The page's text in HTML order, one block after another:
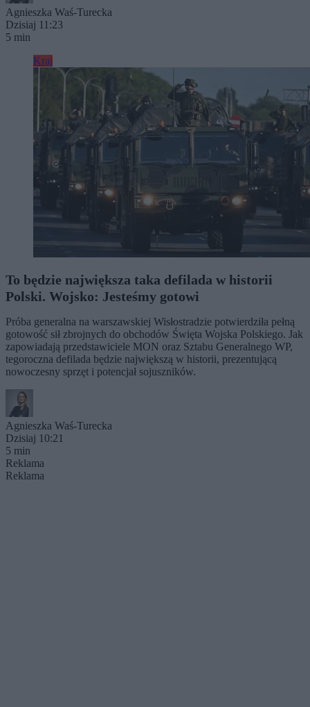
Agnieszka Waś-Turecka
Dzisiaj 11:23
5 min
Kraj
To będzie największa taka defilada w historii
Polski. Wojsko: Jesteśmy gotowi
Próba generalna na warszawskiej Wisłostradzie potwierdziła pełną
gotowość sił zbrojnych do obchodów Święta Wojska Polskiego. Jak
zapowiadają przedstawiciele MON oraz Sztabu Generalnego WP,
tegoroczna defilada będzie największą w historii, prezentującą
nowoczesny sprzęt i potencjał sojuszników.
Agnieszka Waś-Turecka
Dzisiaj 10:21
5 min
Reklama
Reklama